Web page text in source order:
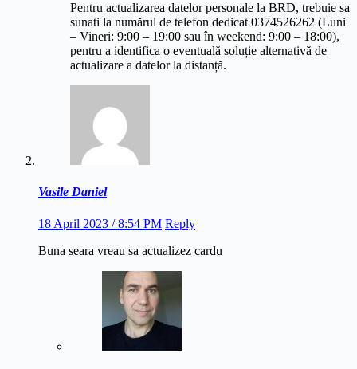
Pentru actualizarea datelor personale la BRD, trebuie sa
sunati la numărul de telefon dedicat 0374526262 (Luni
– Vineri: 9:00 – 19:00 sau în weekend: 9:00 – 18:00),
pentru a identifica o eventuală soluție alternativă de
actualizare a datelor la distanță.
Vasile Daniel
18 April 2023 / 8:54 PM Reply
Buna seara vreau sa actualizez cardu